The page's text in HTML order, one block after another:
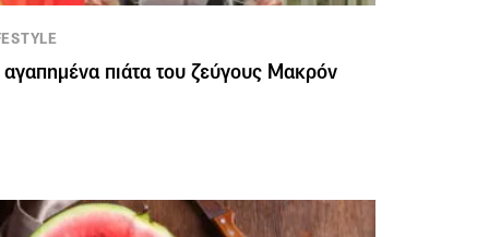
αγαπημένα πιάτα του ζεύγους Μακρόν